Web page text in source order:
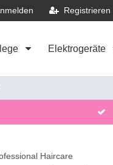
Registrieren
Elektrogeräte
Haircare